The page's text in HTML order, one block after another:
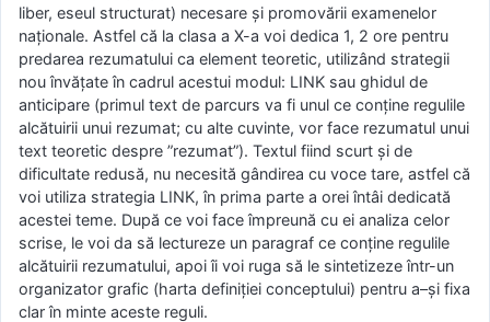
liber, eseul structurat) necesare și promovării examenelor
naționale. Astfel că la clasa a X-a voi dedica 1, 2 ore pentru
predarea rezumatului ca element teoretic, utilizând strategii
nou învățate în cadrul acestui modul: LINK sau ghidul de
anticipare (primul text de parcurs va fi unul ce conține regulile
alcătuirii unui rezumat; cu alte cuvinte, vor face rezumatul unui
text teoretic despre ”rezumat”). Textul fiind scurt și de
dificultate redusă, nu necesită gândirea cu voce tare, astfel că
voi utiliza strategia LINK, în prima parte a orei întâi dedicată
acestei teme. După ce voi face împreună cu ei analiza celor
scrise, le voi da să lectureze un paragraf ce conține regulile
alcătuirii rezumatului, apoi îi voi ruga să le sintetizeze într-un
organizator grafic (harta definiției conceptului) pentru a–și fixa
clar în minte aceste reguli.